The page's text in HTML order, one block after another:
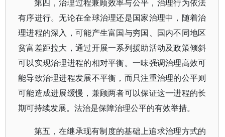
第四，治理过程兼顾效率与公平，治理行为依法
有序进行。无论在全球治理还是国家治理中，随着治
理进程的深入，可能产生富国与穷国、国内不同地区
贫富差距拉大，通过开展一系列援助活动及政策倾斜
可以实现治理进程的相对平衡。一味强调治理高效可
能导致治理进程发展不平衡，而只注重治理的公平则
可能造成进展缓慢，兼顾两者可以保证这一进程的长
期可持续发展。法治是保障治理公平的有效举措。
第五，在继承现有制度的基础上追求治理方式的